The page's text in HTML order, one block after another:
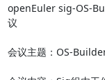
openEuler sig-OS-
议
会议主题：OS-